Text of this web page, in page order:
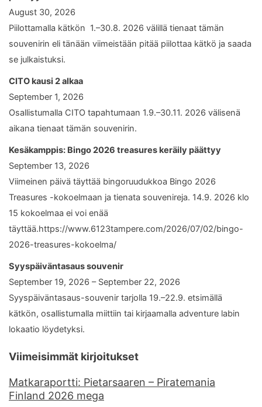
August 30, 2026
Piilottamalla kätkön 1.–30.8. 2026 välillä tienaat tämän
souvenirin eli tänään viimeistään pitää piilottaa kätkö ja saada
se julkaistuksi.
CITO kausi 2 alkaa
September 1, 2026
Osallistumalla CITO tapahtumaan 1.9.–30.11. 2026 välisenä
aikana tienaat tämän souvenirin.
Kesäkamppis: Bingo 2026 treasures keräily päättyy
September 13, 2026
Viimeinen päivä täyttää bingoruudukkoa Bingo 2026
Treasures -kokoelmaan ja tienata souvenireja. 14.9. 2026 klo
15 kokoelmaa ei voi enää
täyttää.https://www.6123tampere.com/2026/07/02/bingo-
2026-treasures-kokoelma/
Syyspäiväntasaus souvenir
September 19, 2026 – September 22, 2026
Syyspäiväntasaus-souvenir tarjolla 19.–22.9. etsimällä
kätkön, osallistumalla miittiin tai kirjaamalla adventure labin
lokaatio löydetyksi.
Viimeisimmät kirjoitukset
Matkaraportti: Pietarsaaren – Piratemania
Finland 2026 mega